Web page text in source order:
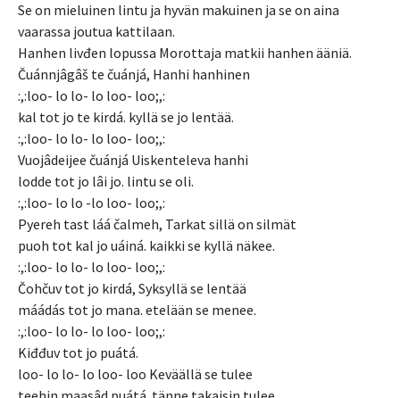
Se on mieluinen lintu ja hyvän makuinen ja se on aina
vaarassa joutua kattilaan.
Hanhen livđen lopussa Morottaja matkii hanhen ääniä.
Čuánnjâgâš te čuánjá, Hanhi hanhinen
:,:loo- lo lo- lo loo- loo;,:
kal tot jo te kirdá. kyllä se jo lentää.
:,:loo- lo lo- lo loo- loo;,:
Vuojâdeijee čuánjá Uiskenteleva hanhi
lodde tot jo lâi jo. lintu se oli.
:,:loo- lo lo -lo loo- loo;,:
Pyereh tast láá čalmeh, Tarkat sillä on silmät
puoh tot kal jo uáiná. kaikki se kyllä näkee.
:,:loo- lo lo- lo loo- loo;,:
Čohčuv tot jo kirdá, Syksyllä se lentää
máádás tot jo mana. etelään se menee.
:,:loo- lo lo- lo loo- loo;,:
Kiđđuv tot jo puátá.
loo- lo lo- lo loo- loo Keväällä se tulee